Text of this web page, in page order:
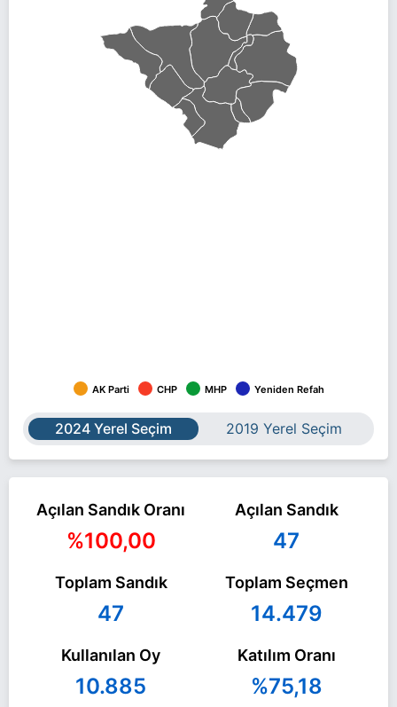
AK Parti CHP MHP Yeniden Refah
2024 Yerel Seçim 2019 Yerel Seçim
Açılan Sandık Oranı
%100,00
Açılan Sandık
47
Toplam Sandık
47
Toplam Seçmen
14.479
Kullanılan Oy
10.885
Katılım Oranı
%75,18